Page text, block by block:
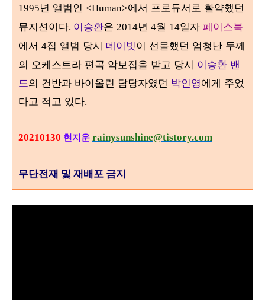
1995년 앨범인 <Human>에서 프로듀서로 활약했던
뮤지션이다. 이승환은 2014년 4월 14일자 페이스북
에서 4집 앨범 당시 데이빗이 선물했던 엄청난 두께
의 오케스트라 편곡 악보집을 받고 당시 이승환 밴
드의 건반과 바이올린 담당자였던 박인영에게 주었
다고 적고 있다.
20210130 현지운 rainysunshine@tistory.com
무단전재 및 재배포 금지